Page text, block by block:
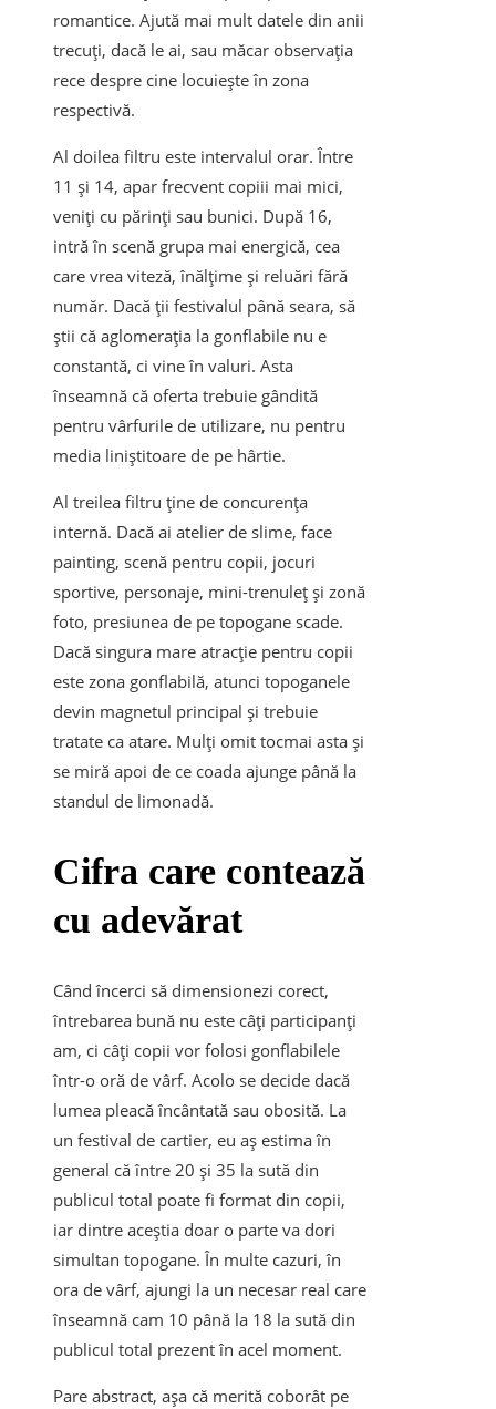
romantice. Ajută mai mult datele din anii
trecuți, dacă le ai, sau măcar observația
rece despre cine locuiește în zona
respectivă.
Al doilea filtru este intervalul orar. Între
11 și 14, apar frecvent copiii mai mici,
veniți cu părinți sau bunici. După 16,
intră în scenă grupa mai energică, cea
care vrea viteză, înălțime și reluări fără
număr. Dacă ții festivalul până seara, să
știi că aglomerația la gonflabile nu e
constantă, ci vine în valuri. Asta
înseamnă că oferta trebuie gândită
pentru vârfurile de utilizare, nu pentru
media liniștitoare de pe hârtie.
Al treilea filtru ține de concurența
internă. Dacă ai atelier de slime, face
painting, scenă pentru copii, jocuri
sportive, personaje, mini-trenuleț și zonă
foto, presiunea de pe topogane scade.
Dacă singura mare atracție pentru copii
este zona gonflabilă, atunci topoganele
devin magnetul principal și trebuie
tratate ca atare. Mulți omit tocmai asta și
se miră apoi de ce coada ajunge până la
standul de limonadă.
Cifra care contează
cu adevărat
Când încerci să dimensionezi corect,
întrebarea bună nu este câți participanți
am, ci câți copii vor folosi gonflabilele
într-o oră de vârf. Acolo se decide dacă
lumea pleacă încântată sau obosită. La
un festival de cartier, eu aș estima în
general că între 20 și 35 la sută din
publicul total poate fi format din copii,
iar dintre aceștia doar o parte va dori
simultan topogane. În multe cazuri, în
ora de vârf, ajungi la un necesar real care
înseamnă cam 10 până la 18 la sută din
publicul total prezent în acel moment.
Pare abstract, așa că merită coborât pe